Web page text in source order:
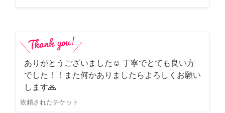
ありがとうございました☺️ 丁寧でとても良い方
でした！！また何かありましたらよろしくお願い
します🙏
依頼されたチケット